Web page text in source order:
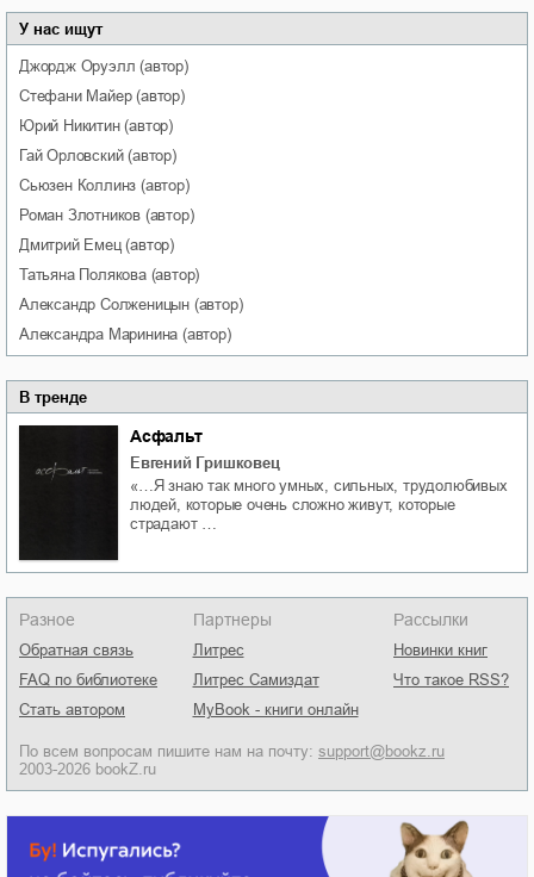
У нас ищут
Джордж Оруэлл (автор)
Стефани Майер(автор)
Юрий Никитин(автор)
Гай Орловский(автор)
Сьюзен Коллинз (автор)
Роман Злотников (автор)
Дмитрий Емец(автор)
Татьяна Полякова(автор)
Александр Солженицын (автор)
Александра Маринина (автор)
В тренде
Асфальт
Евгений Гришковец
«…Я знаю так много умных, сильных, трудолюбивых
людей, которые очень сложно живут, которые
страдают …
Разное
Обратная связь
FAQ по библиотеке
Стать автором
Партнеры
Литрес
Литрес Самиздат
MyBook - книги онлайн
Рассылки
Новинки книг
Что такое RSS?
По всем вопросам пишите нам на почту: support@bookz.ru
2003-2026 bookZ.ru